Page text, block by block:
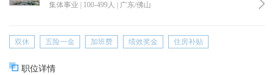
集体事业 | 100-499人 | 广东/佛山
双休 五险一金 加班费 绩效奖金 住房补贴
职位详情